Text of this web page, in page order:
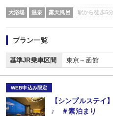
大浴場 温泉 露天風呂 駅から徒歩5分
プラン一覧
基準JR乗車区間 東京～函館
WEB申込み限定
【シンプルステイ
♪ ＃素泊まり